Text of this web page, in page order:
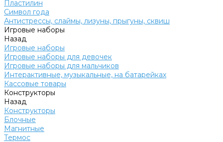
Пластилин
Символ года
Антистрессы, слаймы, лизуны, прыгуны, сквиш
Игровые наборы
Назад
Игровые наборы
Игровые наборы для девочек
Игровые наборы для мальчиков
Интерактивные, музыкальные, на батарейках
Кассовые товары
Конструкторы
Назад
Конструкторы
Блочные
Магнитные
Термос